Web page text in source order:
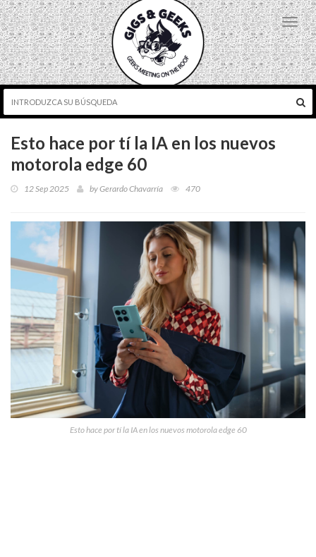
Esto hace por tí la IA en los nuevos
motorola edge 60
12 Sep 2025 byGerardo Chavarría 470
Esto hace por tí la IA en los nuevos motorola edge 60